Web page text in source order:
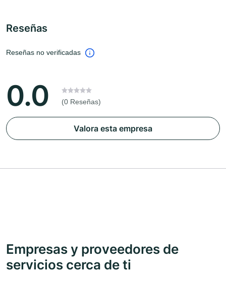
Reseñas
Reseñas no verificadas
0.0 (0 Reseñas)
Valora esta empresa
Empresas y proveedores de
servicios cerca de ti